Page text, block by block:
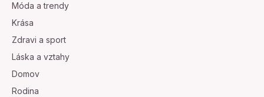
Móda a trendy
Krása
Zdravi a sport
Láska a vztahy
Domov
Rodina